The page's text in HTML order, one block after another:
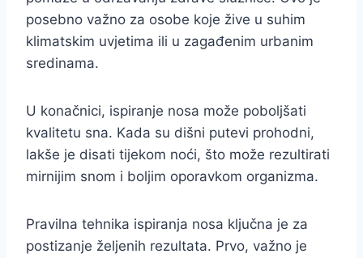
posebno važno za osobe koje žive u suhim
klimatskim uvjetima ili u zagađenim urbanim
sredinama.
U konačnici, ispiranje nosa može poboljšati
kvalitetu sna. Kada su dišni putevi prohodni,
lakše je disati tijekom noći, što može rezultirati
mirnijim snom i boljim oporavkom organizma.
Pravilna tehnika ispiranja nosa ključna je za
postizanje željenih rezultata. Prvo, važno je